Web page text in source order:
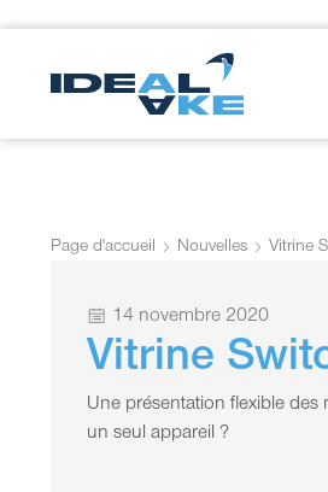
Page d'accueil Nouvelles Vitrine
14 novembre 2020
Vitrine
Une présentation flexible
un seul appareil ?